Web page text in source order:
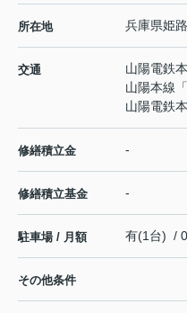
所在地 兵庫県姫
交通 山陽電鉄
山陽本線 「
山陽電鉄
修繕積立金 -
修繕積立基金 -
駐車場 / 月額 有(1台) /
その他条件